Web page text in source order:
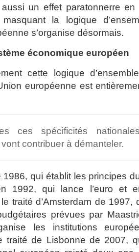
un effet paratonnerre
la logique
s’organise désormais.
économique européen
cette logique
européenne est
ces spécificités
contribuer à démanteler.
1986, qui établit les principes
1992, qui lance l’euro et
traité d’Amsterdam de 1997,
prévues par
les institutions
traité de Lisbonne de 2007,